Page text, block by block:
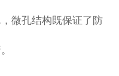
微孔结构既保证了防